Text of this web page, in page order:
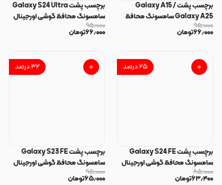
برچسب پشت Galaxy A15 /
Galaxy A25 سامسونگ محافظ
شفاف کد 49089
۹۵٫۰۰۰
۶۶٫۰۰۰تومان
برچسب پشت Galaxy S24 Ultra
سامسونگ محافظ گوشی اورجینال
711 نانو بی رنگ شفاف کد 43810
۹۵٫۰۰۰
۶۶٫۰۰۰تومان
۲۵درصد
برچسب پشت Galaxy S24 FE
سامسونگ محافظ گوشی اورجینال
711 نانو بی رنگ شفاف کد 43805
۸۵٫۰۰۰
۶۳٫۴۰۰تومان
۳۲درصد
برچسب پشت Galaxy S23 FE
سامسونگ محافظ گوشی اورجینال
711 نانو بی رنگ شفاف کد 43795
۹۵٫۰۰۰
۶۵٫۰۰۰تومان